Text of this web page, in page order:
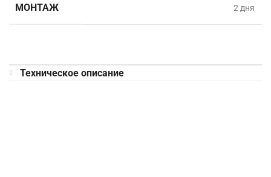
МОНТАЖ 2 дня
Техническое описание